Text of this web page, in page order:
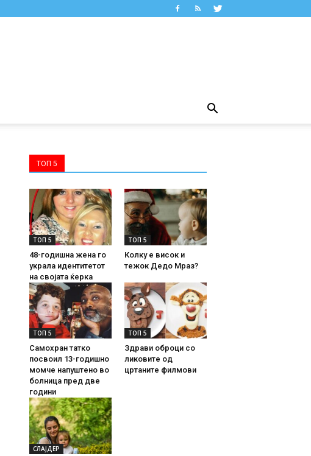
ТОП 5
ТОП 5
48-годишна жена го
украла идентитетот
на својата ќерка
ТОП 5
Колку е висок и
тежок Дедо Мраз?
ТОП 5
Самохран татко
посвоил 13-годишно
момче напуштено во
болница пред две
години
ТОП 5
Здрави оброци со
ликовите од
цртаните филмови
СЛАЈДЕР